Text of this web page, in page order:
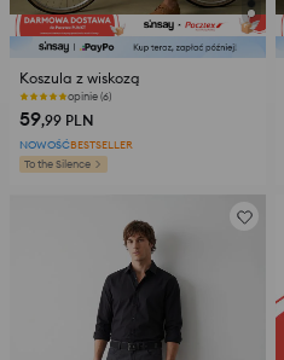
Koszula z wiskozą
opinie (6)
59,99 PLN
NOWOŚĆBESTSELLER
To the Silence